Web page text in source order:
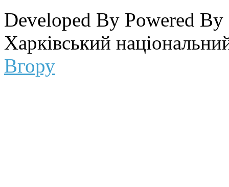
Developed By Powered By
Харківський
Вгору